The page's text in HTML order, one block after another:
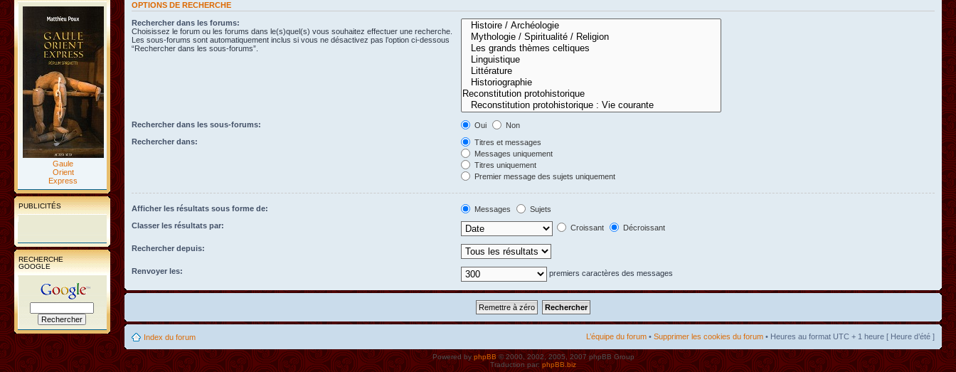
Gaule
Orient
Express
PUBLICITÉS
RECHERCHE
GOOGLE
OPTIONS DE RECHERCHE
Rechercher dans les forums:
Choisissez le forum ou les forums dans le(s)quel(s) vous souhaitez effectuer une recherche.
Les sous-forums sont automatiquement inclus si vous ne désactivez pas l’option ci-dessous
“Rechercher dans les sous-forums”.
Rechercher dans les sous-forums: Oui
Non
Rechercher dans:
Titres et messages
Messages uniquement
Titres uniquement
Premier message des sujets uniquement
Afficher les résultats sous forme de: Messages
Sujets
Classer les résultats par:
Croissant Décroissant
Rechercher depuis:
Renvoyer les: premiers caractères des messages
Index du forum L’équipe du forum • Supprimer les cookies du forum • Heures au format UTC + 1 heure [ Heure d’été ]
Powered byphpBB© 2000, 2002, 2005, 2007 phpBB Group
Traduction par: phpBB.biz